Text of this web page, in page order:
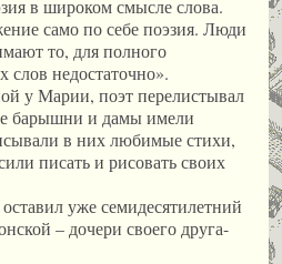
в широком смысле слова.
само по себе поэзия. Люди
то, для полного
слов недостаточно».
у Марии, поэт перелистывал
барышни и дамы имели
в них любимые стихи,
писать и рисовать своих
уже семидесятилетний
– дочери своего друга-